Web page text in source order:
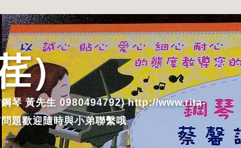
）
鋼琴 黃先生 0980494792) http://www.rita-
題歡迎隨時與小弟聯繫哦